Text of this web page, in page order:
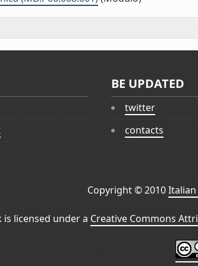
BE UPDATED
twitter
contacts
Copyright © 2010Italian
is licensed under a Creative Commons